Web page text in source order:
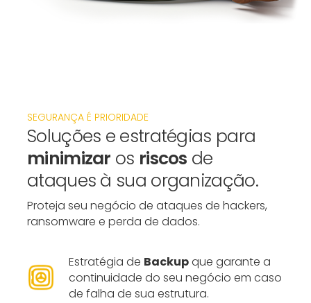
SEGURANÇA É PRIORIDADE
Soluções e estratégias para
minimizar os riscos de
ataques à sua organização.
Proteja seu negócio de ataques de hackers,
ransomware e perda de dados.
Estratégia de Backupque garante a
continuidade do seu negócio em caso
de falha de sua estrutura.